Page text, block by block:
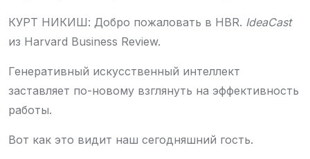
КУРТ НИКИШ: Добро пожаловать в HBR. IdeaCast
из Harvard Business Review.
Генеративный искусственный интеллект
заставляет по-новому взглянуть на эффективность
работы.
Вот как это видит наш сегодняшний гость.